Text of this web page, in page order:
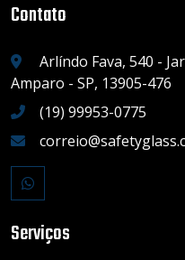
Contato
Arlíndo Fava, 540 -
Amparo - SP, 13905-476
(19) 99953-0775
Serviços